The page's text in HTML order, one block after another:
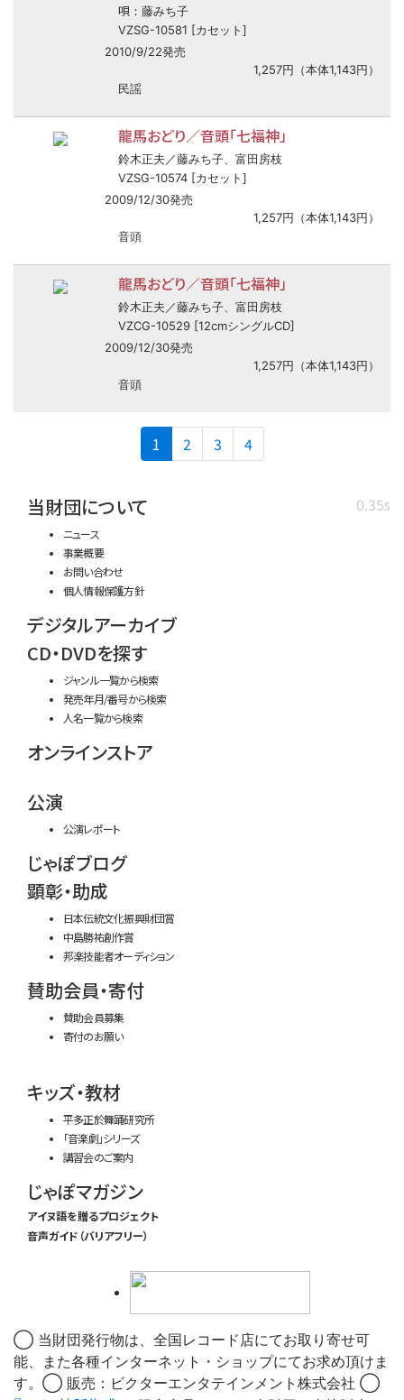
唄 ：藤みち子
VZSG-10581 [カセット]
2010/9/22発売
1,257円（本体1,143円）
民謡
龍馬おどり／音頭「七福神」
鈴木正夫／藤みち子、富田房枝
VZSG-10574 [カセット]
2009/12/30発売
1,257円（本体1,143円）
音頭
龍馬おどり／音頭「七福神」
鈴木正夫／藤みち子、富田房枝
VZCG-10529 [12cmシングルCD]
2009/12/30発売
1,257円（本体1,143円）
音頭
1 (current)
2 3 4
0.35s
当財団について
ニュース
事業概要
お問い合わせ
個人情報保護方針
デジタルアーカイブ
CD・DVDを探す
ジャンル一覧から検索
発売年月/番号から検索
人名一覧から検索
オンラインストア
公演
公演レポート
じゃぽブログ
顕彰・助成
日本伝統文化振興財団賞
中島勝祐創作賞
邦楽技能者オーディション
賛助会員・寄付
賛助会員募集
寄付のお願い
キッズ・教材
平多正於舞踊研究所
「音楽劇」シリーズ
講習会のご案内
じゃぽマガジン
アイヌ語を贈るプロジェクト
音声ガイド（バリアフリー）
◯ 当財団発行物は、全国レコード店にてお取り寄せ可
能、また各種インターネット・ショップにてお求め頂けま
す。◯ 販売：ビクターエンタテインメント株式会社 ◯